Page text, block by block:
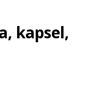
kapsel,